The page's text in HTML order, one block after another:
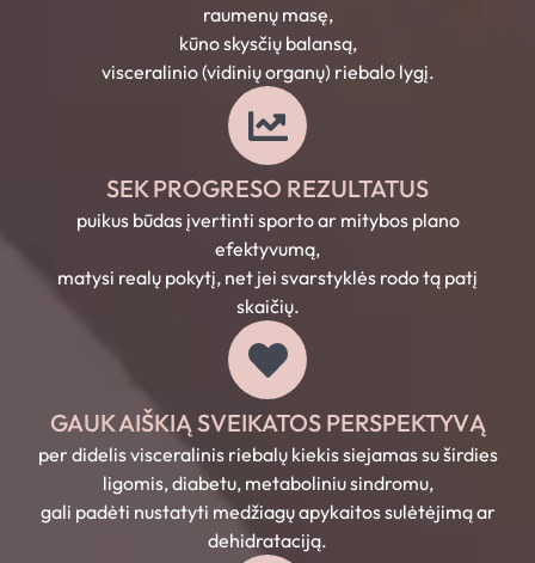
raumenų masę,
kūno skysčių balansą,
visceralinio (vidinių organų) riebalo lygį.
SEK PROGRESO REZULTATUS
puikus būdas įvertinti sporto ar mitybos plano
efektyvumą,
matysi realų pokytį, net jei svarstyklės rodo tą patį
skaičių.
GAUK AIŠKIĄ SVEIKATOS PERSPEKTYVĄ
per didelis visceralinis riebalų kiekis siejamas su širdies
ligomis, diabetu, metaboliniu sindromu,
gali padėti nustatyti medžiagų apykaitos sulėtėjimą ar
dehidrataciją.